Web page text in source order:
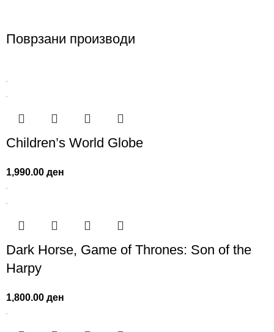
Поврзани производи
Children’s World Globe
1,990.00ден
Dark Horse, Game of Thrones: Son of the
Harpy
1,800.00ден